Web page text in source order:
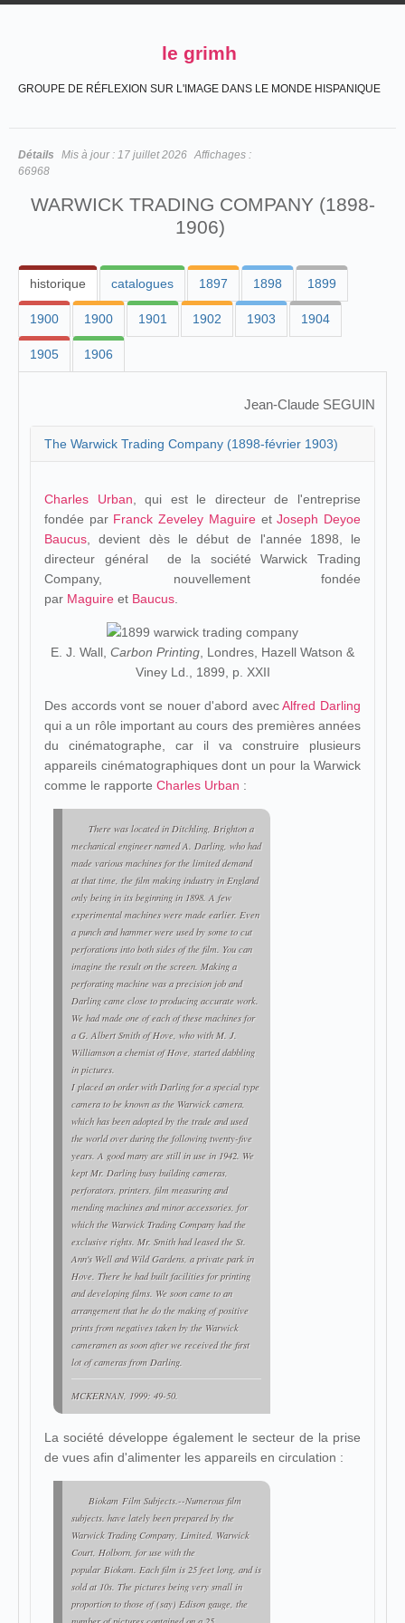
le grimh
GROUPE DE RÉFLEXION SUR L'IMAGE DANS LE MONDE HISPANIQUE
Détails Mis à jour : 17 juillet 2026 Affichages :
66968
WARWICK TRADING COMPANY (1898-
1906)
historique catalogues 1897 1898 1899
1900 1900 1901 1902 1903 1904
1905 1906
Jean-Claude SEGUIN
The Warwick Trading Company (1898-février 1903)
Charles Urban , qui est le directeur de l'entreprise
fondée par Franck Zeveley MaguireetJoseph Deyoe
Baucus , devient dès le début de l'année 1898, le
directeur général de la société Warwick Trading
Company, nouvellement fondée
par Maguire et Baucus
E. J. Wall, Carbon Printing , Londres, Hazell Watson &
Viney Ld., 1899, p. XXII
Des accords vont se nouer d'abord avecAlfred Darling
qui a un rôle important au cours des premières années
du cinématographe, car il va construire plusieurs
appareils cinématographiques dont un pour la Warwick
comme le rapporte Charles Urban :
There was located in Ditchling, Brighton a
mechanical engineer named A. Darling, who had
made various machines for the limited demand
at that time, the film making industry in England
only being in its beginning in 1898. A few
experimental machines were made earlier. Even
a punch and hammer were used by some to cut
perforations into both sides of the film. You can
imagine the result on the screen. Making a
perforating machine was a precision job and
Darling came close to producing accurate work.
We had made one of each of these machines for
a G. Albert Smith of Hove, who with M. J.
Williamson a chemist of Hove, started dabbling
in pictures.
I placed an order with Darling for a special type
camera to be known as the Warwick camera,
which has been adopted by the trade and used
the world over during the following twenty-five
years. A good many are still in use in 1942. We
kept Mr. Darling busy building cameras,
perforators, printers, film measuring and
mending machines and minor accessories, for
which the Warwick Trading Company had the
exclusive rights. Mr. Smith had leased the St.
Ann's Well and Wild Gardens, a private park in
Hove. There he had built facilities for printing
and developing films. We soon came to an
arrangement that he do the making of positive
prints from negatives taken by the Warwick
cameramen as soon after we received the first
lot of cameras from Darling.
MCKERNAN, 1999: 49-50.
La société développe également le secteur de la prise
de vues afin d'alimenter les appareils en circulation :
Biokam Film Subjects.--Numerous film
subjects. have lately been prepared by the
Warwick Trading Company, Limited, Warwick
Court, Holborn, for use with the
popular Biokam. Each film is 25 feet long, and is
sold at 10s. The pictures being very small in
proportion to those of (say) Edison gauge, the